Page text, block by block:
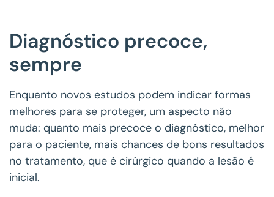
Diagnóstico precoce,
sempre
Enquanto novos estudos podem indicar formas
melhores para se proteger, um aspecto não
muda: quanto mais precoce o diagnóstico, melhor
para o paciente, mais chances de bons resultados
no tratamento, que é cirúrgico quando a lesão é
inicial.